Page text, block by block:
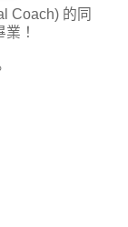
Coach) 的同
！